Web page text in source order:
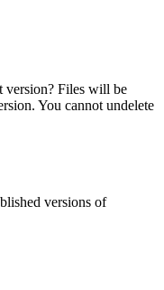
version? Files will be
You cannot undelete
versions of